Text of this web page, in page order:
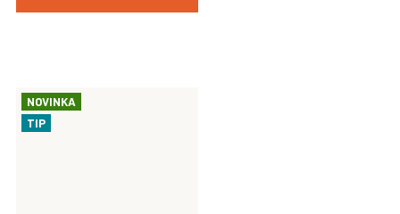
hvězdiček.
NOVINKA
TIP